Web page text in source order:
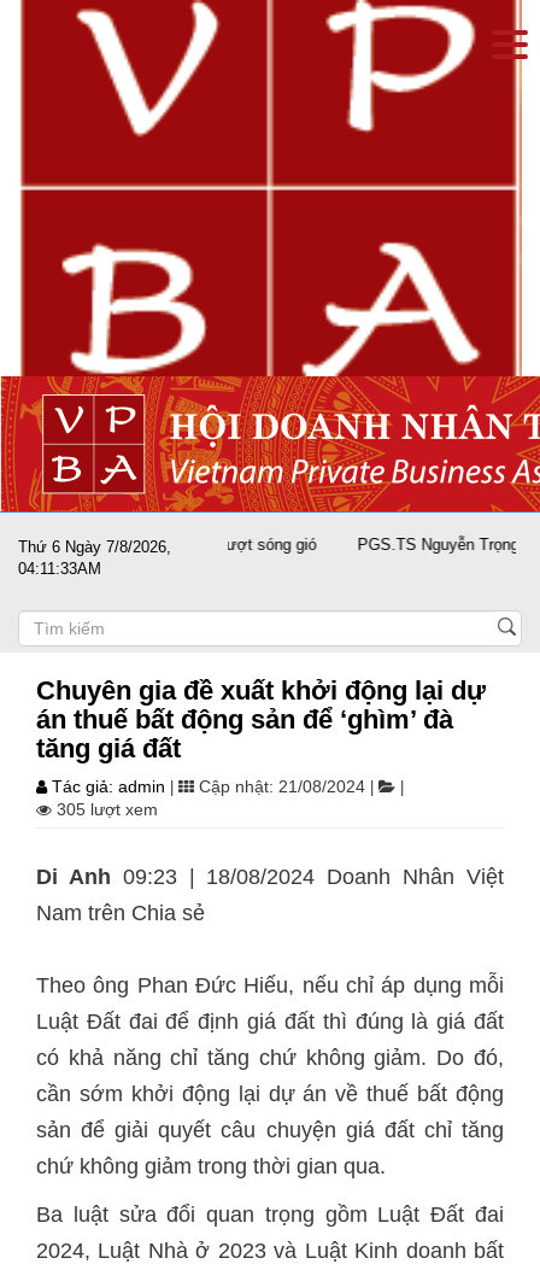
Thứ 6 Ngày 7/8/2026,
04:11:33AM
cánh cùng doanh nghiệp vượt sóng gió PGS.TS Nguyễn Trọng
Chuyên gia đề xuất khởi động lại dự
án thuế bất động sản để ‘ghìm’ đà
tăng giá đất
Tác giả: admin Cập nhật: 21/08/2024
305 lượt xem
Di Anh 09:23 | 18/08/2024 Doanh Nhân Việt
Nam trên Chia sẻ
Theo ông Phan Đức Hiếu, nếu chỉ áp dụng mỗi
Luật Đất đai để định giá đất thì đúng là giá đất
có khả năng chỉ tăng chứ không giảm. Do đó,
cần sớm khởi động lại dự án về thuế bất động
sản để giải quyết câu chuyện giá đất chỉ tăng
chứ không giảm trong thời gian qua.
Ba luật sửa đổi quan trọng gồm Luật Đất đai
2024, Luật Nhà ở 2023 và Luật Kinh doanh bất